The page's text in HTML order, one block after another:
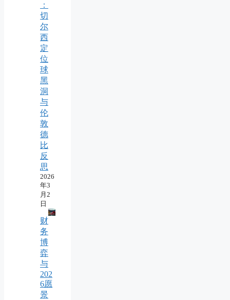
：
切
尔
西
定
位
球
黑
洞
与
伦
敦
德
比
反
思
2026
年3
月2
日
财
务
博
弈
与
202
6愿
景